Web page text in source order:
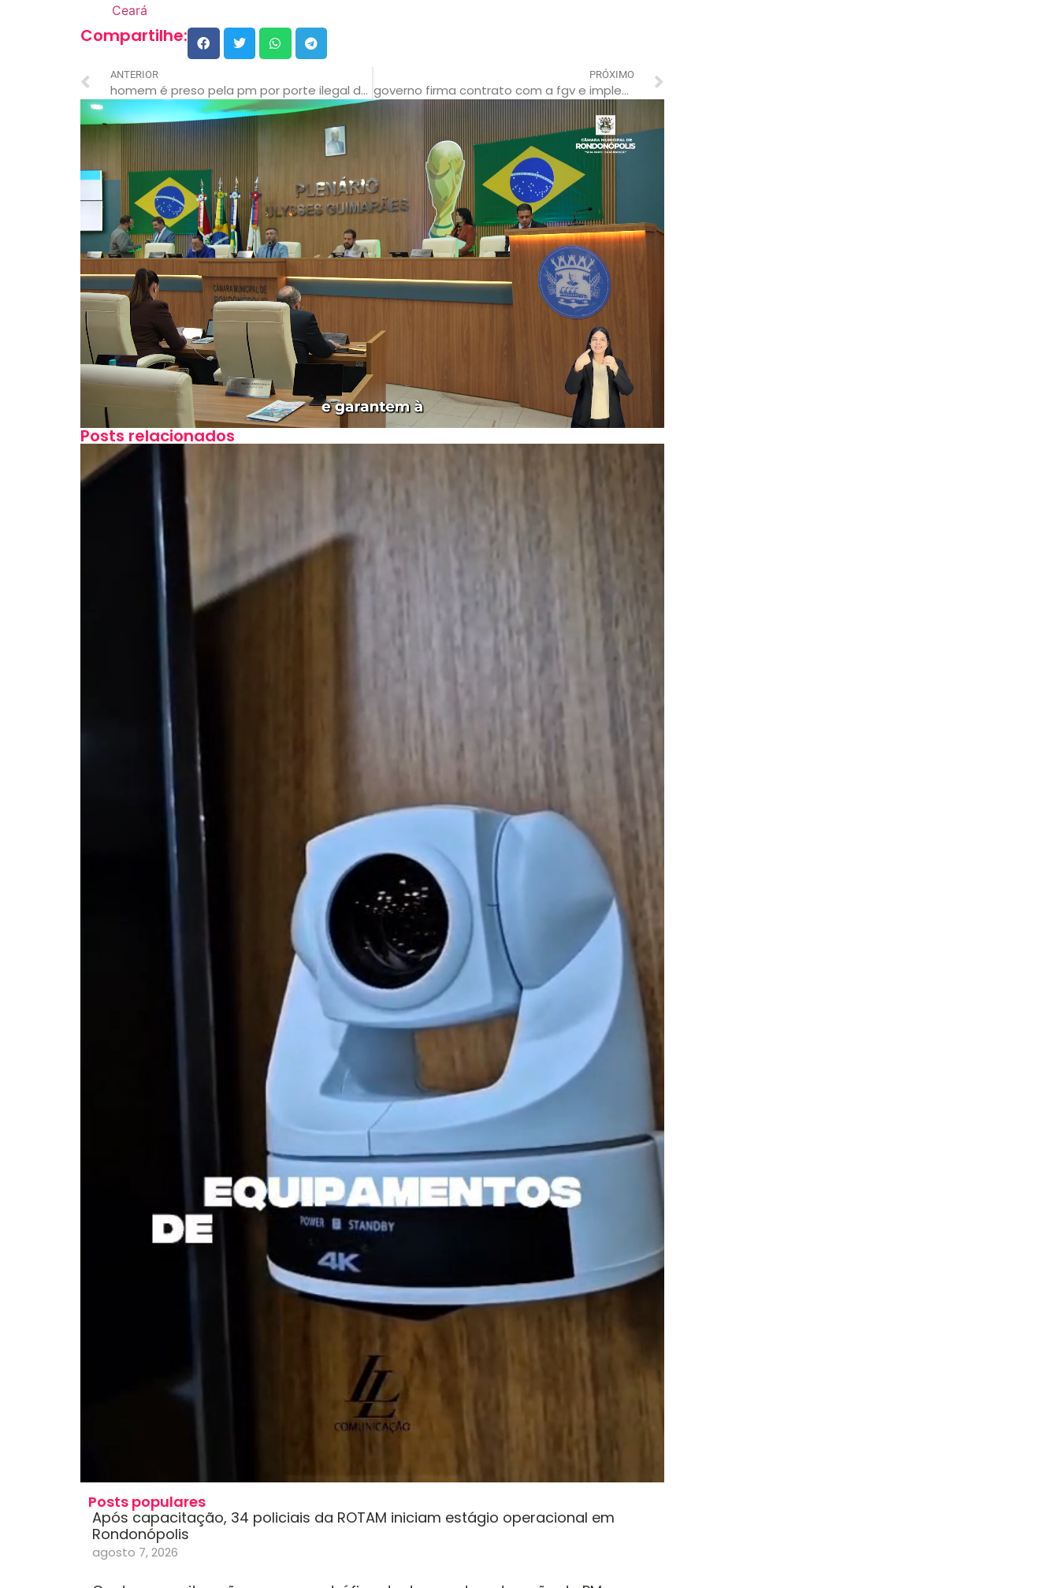
Ceará
Compartilhe:
ANTERIOR
homem é preso pela pm por porte ilegal de arma de fogo em área rural
PRÓXIMO
governo firma contrato com a fgv e implementa método de ensino inovador na rede estadual
Posts relacionados
Posts populares
Após capacitação, 34 policiais da ROTAM iniciam estágio operacional em
Rondonópolis
agosto 7, 2026